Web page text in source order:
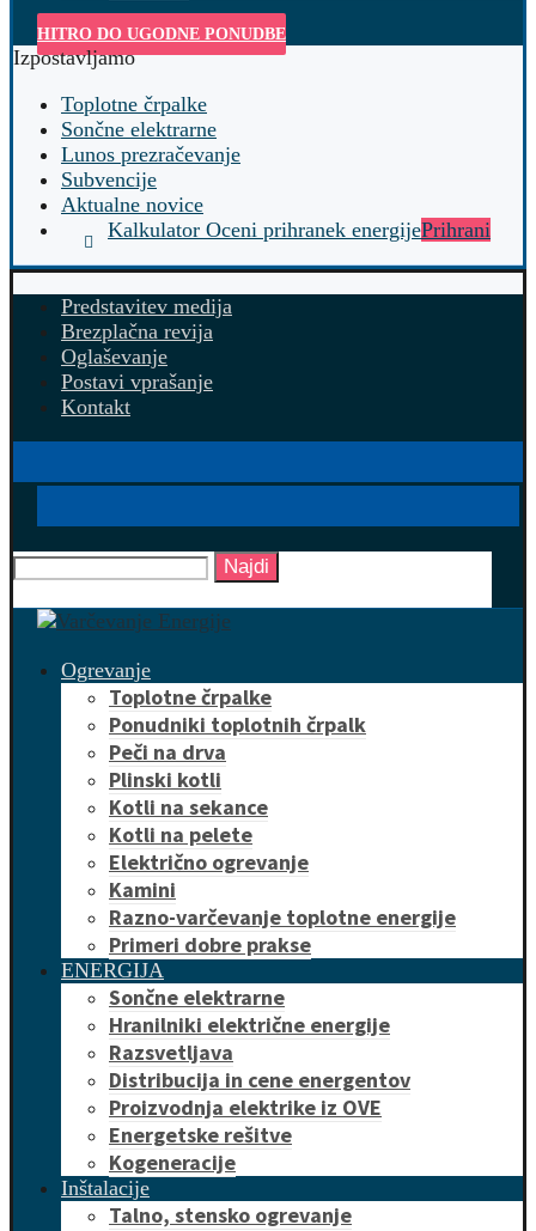
HITRO DO UGODNE PONUDBE
Izpostavljamo
Toplotne črpalke
Sončne elektrarne
Lunos prezračevanje
Subvencije
Aktualne novice
Kalkulator Oceni prihranek energijePrihrani
Predstavitev medija
Brezplačna revija
Oglaševanje
Postavi vprašanje
Kontakt
Najdi
Ogrevanje
Toplotne črpalke
Ponudniki toplotnih črpalk
Peči na drva
Plinski kotli
Kotli na sekance
Kotli na pelete
Električno ogrevanje
Kamini
Razno-varčevanje toplotne energije
Primeri dobre prakse
ENERGIJA
Sončne elektrarne
Hranilniki električne energije
Razsvetljava
Distribucija in cene energentov
Proizvodnja elektrike iz OVE
Energetske rešitve
Kogeneracije
Inštalacije
Talno, stensko ogrevanje